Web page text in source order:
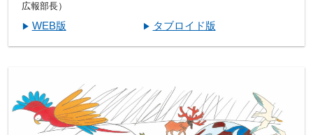
広報部長）
WEB版 タブロイド版